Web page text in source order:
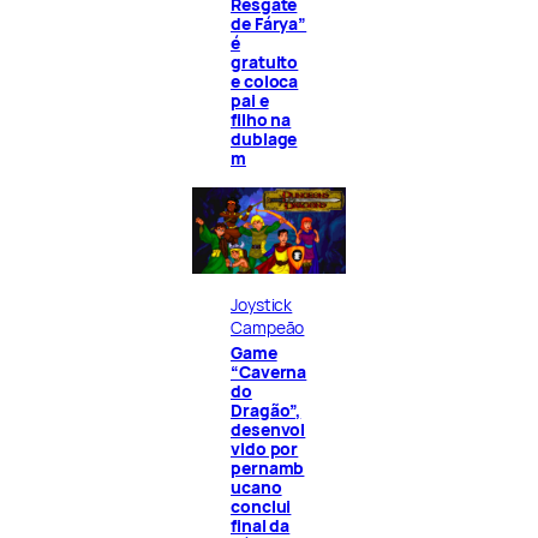
de Fárya”
é
gratuito
e coloca
pai e
filho na
dublage
m
Joystick
Campeão
Game
“Caverna
do
Dragão”,
desenvol
vido por
pernamb
ucano
conclui
final da